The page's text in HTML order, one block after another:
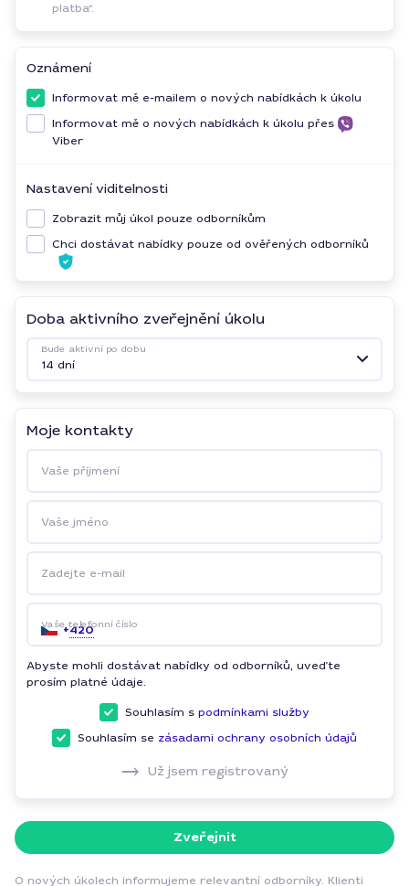
platba“.
Oznámení
Informovat mě e-mailem o nových nabídkách k úkolu
Informovat mě o nových nabídkách k úkolu přes
Viber
Nastavení viditelnosti
Zobrazit můj úkol pouze odborníkům
Chci dostávat nabídky pouze od ověřených odborníků
Doba aktivního zveřejnění úkolu
Bude aktivní po dobu
14 dní
Moje kontakty
Vaše příjmení
Vaše jméno
Zadejte e-mail
Vaše telefonní číslo
+420
Abyste mohli dostávat nabídky od odborníků, uveďte
prosím platné údaje.
Souhlasím s podmínkami služby
Souhlasím se zásadami ochrany osobních údajů
Už jsem registrovaný
Zveřejnit
O nových úkolech informujeme relevantní odborníky. Klienti